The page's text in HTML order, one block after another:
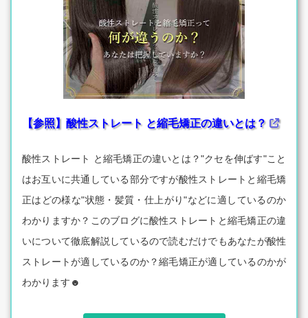
【参照】酸性ストレート と縮毛矯正の違いとは？
酸性ストレート と縮毛矯正の違いとは？"クセを伸ばす"こと
はお互いに共通している部分ですが酸性ストレートと縮毛矯
正はどの様な"状態・髪質・仕上がり"などに適しているのか
わかりますか？このブログに酸性ストレートと縮毛矯正の違
いについて徹底解説しているので読むだけでもあなたが酸性
ストレートが適しているのか？縮毛矯正が適しているのかが
わかります☻